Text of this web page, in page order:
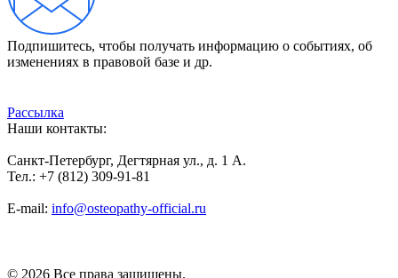
Подпишитесь, чтобы получать информацию о событиях, об
изменениях в правовой базе и др.
Рассылка
Наши контакты:
Санкт-Петербург, Дегтярная ул., д. 1 А.
Тел.: +7 (812) 309-91-81
E-mail: info@osteopathy-official.ru
© 2026 Все права защищены.